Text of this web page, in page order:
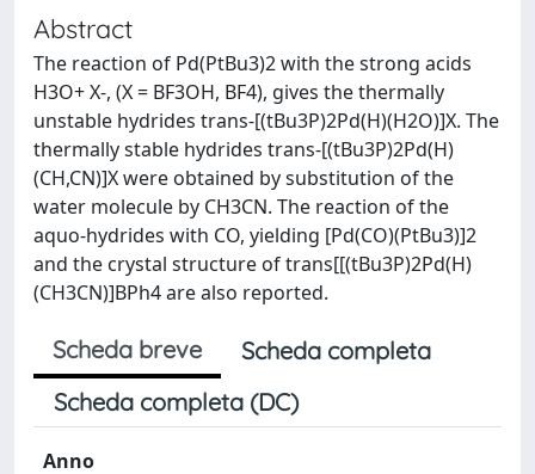
Abstract
The reaction of Pd(PtBu3)2 with the strong acids
H3O+ X-, (X = BF3OH, BF4), gives the thermally
unstable hydrides trans-[(tBu3P)2Pd(H)(H2O)]X. The
thermally stable hydrides trans-[(tBu3P)2Pd(H)
(CH,CN)]X were obtained by substitution of the
water molecule by CH3CN. The reaction of the
aquo-hydrides with CO, yielding [Pd(CO)(PtBu3)]2
and the crystal structure of trans[[(tBu3P)2Pd(H)
(CH3CN)]BPh4 are also reported.
Scheda breve
Scheda completa
Scheda completa (DC)
Anno